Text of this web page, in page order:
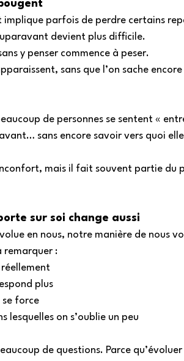
parfois de perdre certains
devient plus difficile.
y penser commence à peser.
sans que l’on sache
de personnes se sentent «
sans encore savoir vers quoi
mais il fait souvent partie du
sur soi change aussi
en nous, notre manière de nous
remarquer :
réellement
plus
se force
lesquelles on s’oublie un peu
de questions. Parce